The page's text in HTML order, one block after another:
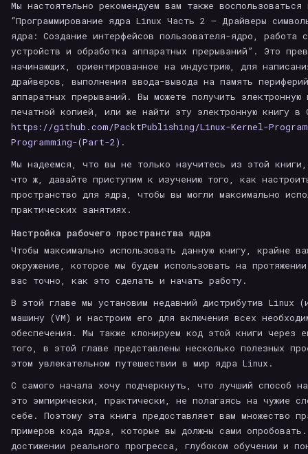
Мы настоятельно рекомендуем вам также
“Программирование ядра Linux Часть 2 – Драйверы
ядра: Создание интерфейсов пользователя-ядро, работа
устройств и обработка аппаратных прерываний”. Это
начинающих, ориентированное на индустрию, для
драйверов, выполнения ввода-вывода на память
аппаратных прерываний. Вы можете получить
печатной копией, или же найти эту электронную книгу в
https://github.com/PacktPublishing/Linux-Kernel-
Programming-(Part-2) .
Мы надеемся, что вы не только научитесь из этой
что ж, давайте приступим к изучению того, как
пространство для ядра, чтобы вы могли максимально
практических занятиях.
Настройка рабочего пространства ядра
Чтобы максимально использовать данную книгу, крайне
окружение, которое мы будем использовать на
вас точно, как это сделать и начать работу.
В этой главе мы установим недавний дистрибутив Linux
машину (VM) и настроим его для включения всех
обеспечения. Мы также клонируем код этой книги через
того, в этой главе представлены несколько полезных
этом увлекательном путешествии в мир ядра Linux.
С самого начала хочу подчеркнуть, что лучший способ
это эмпирически, практически, не полагаясь на чужие
себе. Поэтому эта книга предоставляет вам множество
примеров кода ядра, которые вы должны сами
достижении реального прогресса, глубоком обучении и